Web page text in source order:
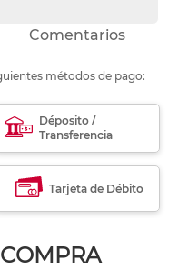
Comentarios
métodos de pago:
Déposito /
Transferencia
Tarjeta de Débito